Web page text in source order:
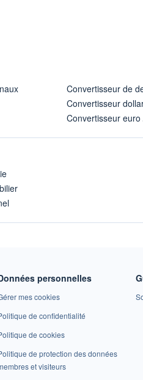
Convertisseur de
Convertisseur
Convertisseur
personnelles
mes cookies
de confidentialité
de cookies
de protection des données
et visiteurs